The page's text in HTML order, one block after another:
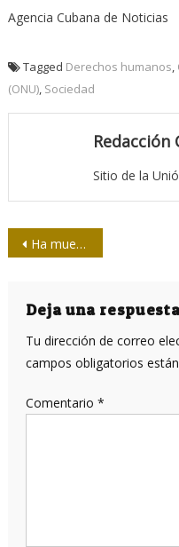
Agencia Cubana de Noticias
Tagged Derechos humanos,
(ONU), Sociedad
Sitio de la
Navegación
entradas
Ha muerto Tom Wolfe, el padre del Nuevo Periodismo
Deja una
Tu dirección de correo
campos obligatorios
Comentario *